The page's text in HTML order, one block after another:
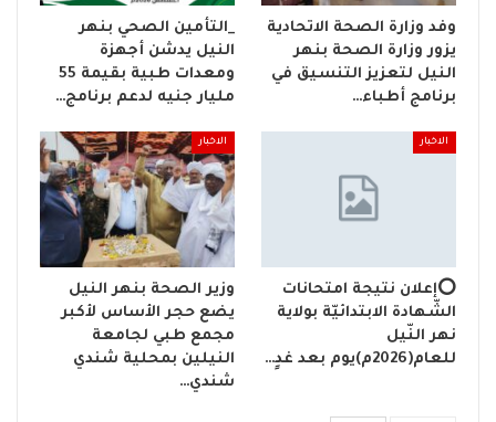
وفد وزارة الصحة الاتحادية
يزور وزارة الصحة بنهر
النيل لتعزيز التنسيق في
برنامج أطباء…
_التأمين الصحي بنهر
النيل يدشن أجهزة
ومعدات طبية بقيمة 55
مليار جنيه لدعم برنامج…
الاخبار
⭕إعلان نتيجة امتحانات
الشّهادة الابتدائيّة بولاية
نهر النّيل
للعام(2026م)يوم بعد غدٍ…
الاخبار
وزير الصحة بنهر النيل
يضع حجر الأساس لأكبر
مجمع طبي لجامعة
النيلين بمحلية شندي
شندي…